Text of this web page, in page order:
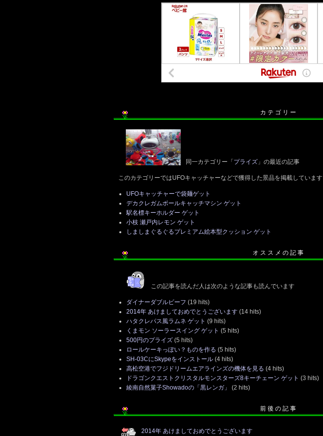
カ テ ゴ リ ー
同一カテゴリー「 プライズ 」の最近の記事
このカテゴリーではUFOキャッチャーなどで獲得した景品を掲載しています
UFOキャッチャーで袋麺ゲット
デカクレガムボールキャッチマシン ゲット
駅名標キーホルダー ゲット
小枝 瀬戸内レモン ゲット
しましまぐるぐるプレミアム絵本型クッション ゲット
オ ス ス メ の 記 事
この記事を読んだ人は次のような記事も読んでいます
ダイナーダブルビーフ (19 hits)
2014年 あけましておめでとうございます (14 hits)
ハタクレパス風ラムネ ゲット (9 hits)
くまモン ソーラースイング ゲット (5 hits)
500円のプライズ (5 hits)
ロールケーキっぽい？ものを作る (5 hits)
SH-03CにSkypeをインストール (4 hits)
高松空港でフジドリームエアラインズの機体を見る (4 hits)
ドラゴンクエストクリスタルモンスターズ8キーチェーン ゲット (3 hits)
綾南自然菓子Showadoの「黒レンガ」
(2 hits)
前 後 の 記 事
2014年 あけましておめでとうございます